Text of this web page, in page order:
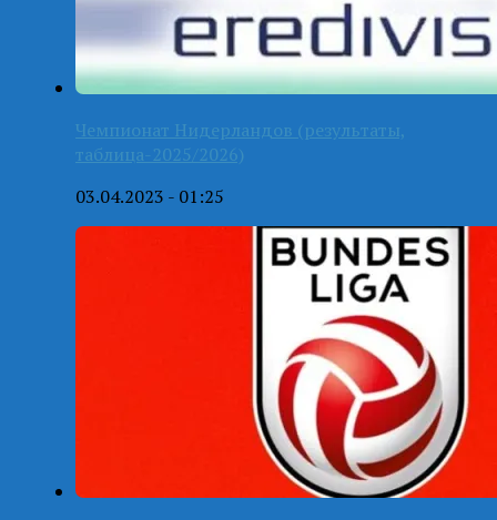
Чемпионат Нидерландов (результаты,
таблица-2025/2026)
03.04.2023 - 01:25